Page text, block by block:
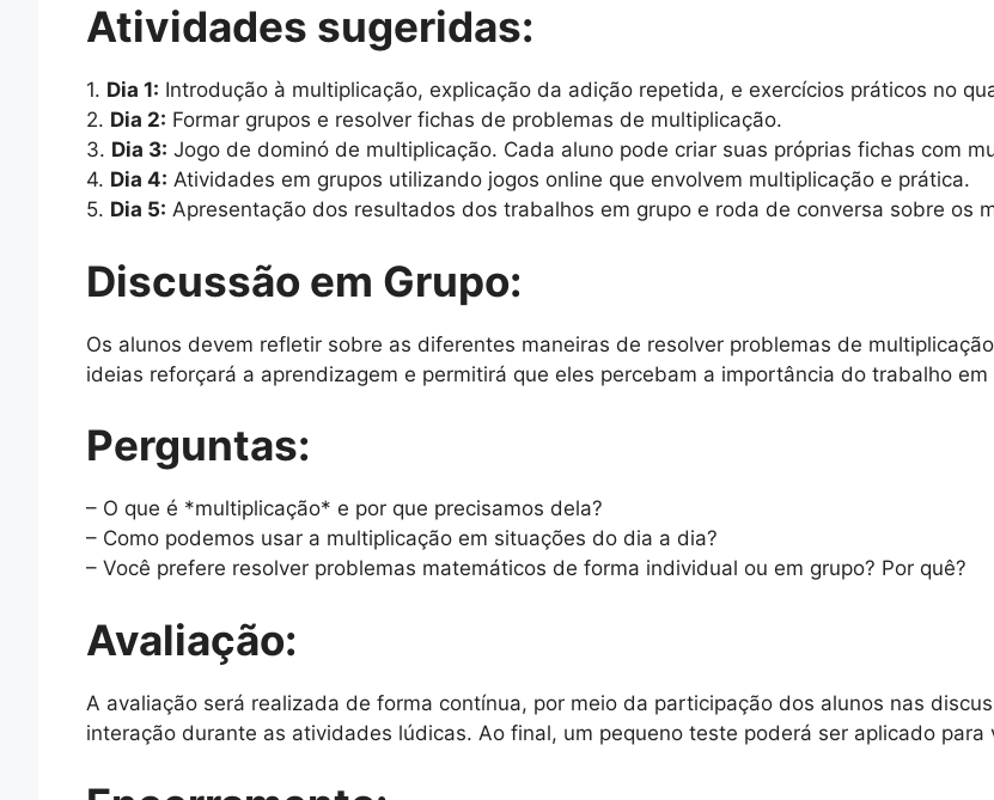
Atividades sugeridas:
1. Dia 1: Introdução à multiplicação, explicação da adição repetida, e exercícios práticos no
2. Dia 2: Formar grupos e resolver fichas de problemas de multiplicação.
3. Dia 3: Jogo de dominó de multiplicação. Cada aluno pode criar suas próprias fichas com
4. Dia 4: Atividades em grupos utilizando jogos online que envolvem multiplicação e prática.
5. Dia 5: Apresentação dos resultados dos trabalhos em grupo e roda de conversa sobre os
Discussão em Grupo:
Os alunos devem refletir sobre as diferentes maneiras de resolver problemas de
ideias reforçará a aprendizagem e permitirá que eles percebam a importância do trabalho em
Perguntas:
– O que é *multiplicação* e por que precisamos dela?
– Como podemos usar a multiplicação em situações do dia a dia?
– Você prefere resolver problemas matemáticos de forma individual ou em grupo? Por quê?
Avaliação:
A avaliação será realizada de forma contínua, por meio da participação dos alunos nas
interação durante as atividades lúdicas. Ao final, um pequeno teste poderá ser aplicado